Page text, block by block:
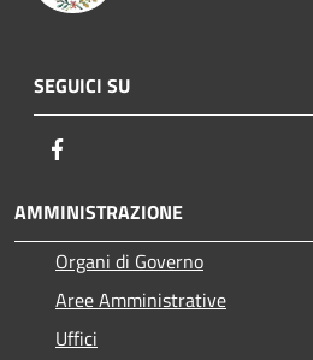
SEGUICI SU
AMMINISTRAZIONE
Organi di Governo
Aree Amministrative
Uffici